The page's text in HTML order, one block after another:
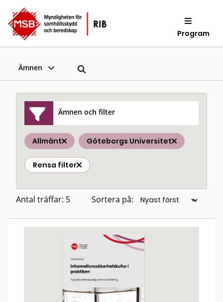
Program
Ämnen
Ämnen och filter
Allmänt Göteborgs Universitet
Rensa filter
Antal träffar: 5 Sortera på: